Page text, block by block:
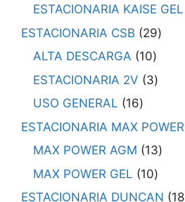
ESTACIONARIA KAISE GEL
ESTACIONARIA CSB
29
ALTA DESCARGA
10
ESTACIONARIA 2V
3
USO GENERAL
16
ESTACIONARIA MAX POWER
MAX POWER AGM
13
MAX POWER GEL
10
ESTACIONARIA DUNCAN
18